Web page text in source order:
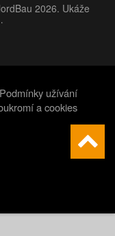
2026. Ukáže
Podmínky užívání
a cookies